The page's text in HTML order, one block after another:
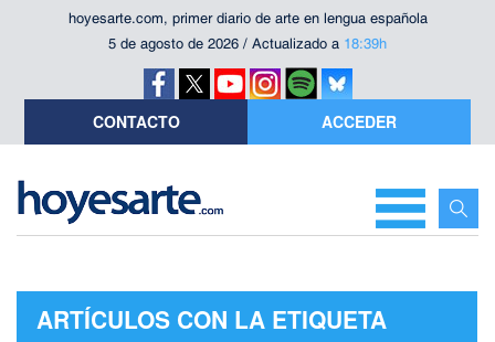
hoyesarte.com, primer diario de arte en lengua española
5 de agosto de 2026 / Actualizado a 18:39h
CONTACTO ACCEDER
ARTÍCULOS CON LA ETIQUETA